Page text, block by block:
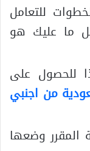
للتعامل
ما عليك هو
للحصول على
من اجنبي
المقرر وضعها